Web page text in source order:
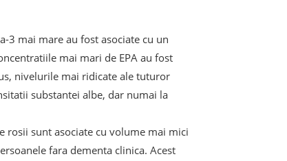
3 mai mare au fost asociate cu un
mai mari de EPA au fost
nivelurile mai ridicate ale tuturor
substantei albe, dar numai la
rosii sunt asociate cu volume mai mici
fara dementa clinica. Acest